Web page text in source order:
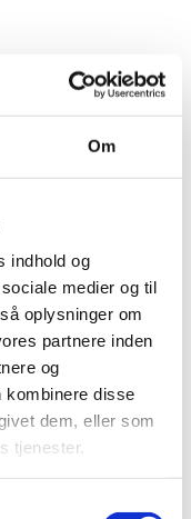
Om
indhold og
medier og til
oplysninger om
partnere inden
og
kombinere disse
dem, eller som
tjenester.